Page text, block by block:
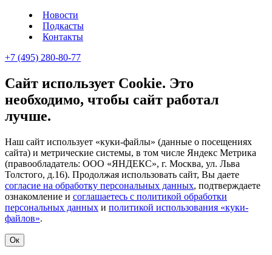
Новости
Подкасты
Контакты
+7 (495) 280-80-77
Сайт использует Cookie. Это
необходимо, чтобы сайт работал
лучше.
Наш сайт использует «куки-файлы» (данные о посещениях
сайта) и метрические системы, в том числе Яндекс Метрика
(правообладатель: ООО «ЯНДЕКС», г. Москва, ул. Льва
Толстого, д.16). Продолжая использовать сайт, Вы даете
согласие на обработку персональных данных, подтверждаете
ознакомление и соглашаетесь с политикой обработки
персональных данных и политикой использования «куки-
файлов».
Ок